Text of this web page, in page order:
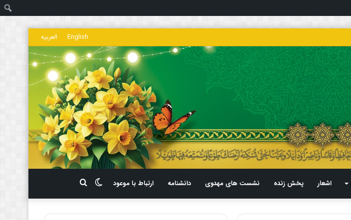
English العربیه
اشعار پخش زنده نشست های مهدوی دانشنامه ارتباط با موعود
برای
تغییر
پوسته